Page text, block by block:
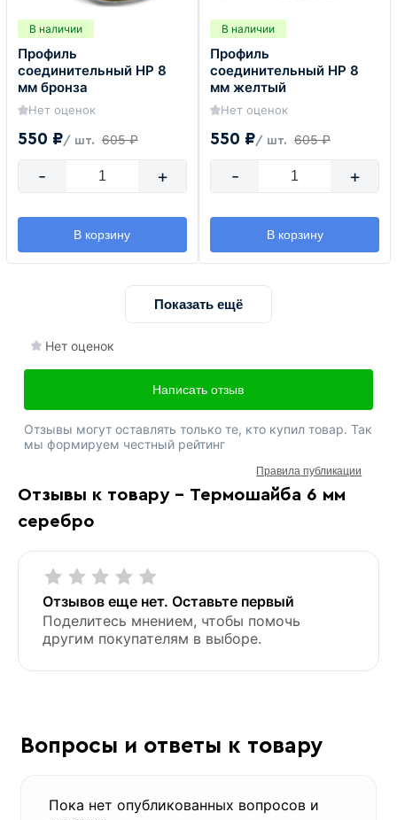
В наличии
Профиль
соединительный HP 8
мм бронза
Нет оценок
550 ₽/ шт. 605 ₽
- +
В корзину
В наличии
Профиль
соединительный HP 8
мм желтый
Нет оценок
550 ₽/ шт. 605 ₽
- +
В корзину
Показать ещё
Отзывы к товару - Термошайба 6 мм
серебро
Отзывов еще нет. Оставьте первый
Поделитесь мнением, чтобы помочь
другим покупателям в выборе.
Нет оценок
Написать отзыв
Отзывы могут оставлять только те, кто купил товар. Так
мы формируем честный рейтинг
Правила публикации
Вопросы и ответы к товару
Пока нет опубликованных вопросов и